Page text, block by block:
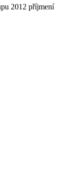
2012 příjmení